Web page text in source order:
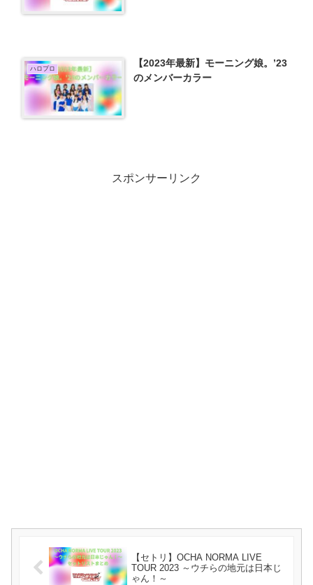
ハロプロ
【2023年最新】モーニング娘。’23
のメンバーカラー
スポンサーリンク
【セトリ】OCHA NORMA LIVE
TOUR 2023 ～ウチらの地元は日本じ
ゃん！～